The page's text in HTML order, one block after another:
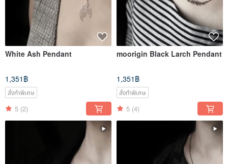
White Ash Pendant
1,351฿
สั่งทำพิเศษ
5 (2)
moorigin Black Larch Pendant
1,351฿
สั่งทำพิเศษ
5 (4)